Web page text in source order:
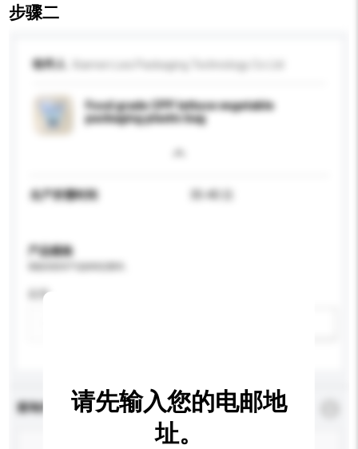
步骤二
收件人
Food grade CPP lettuce vegetable
packaging plastic bag
生产所需时间 35-40 日
产品规格
应用
查询内容 *必须填写
请先输入您的电邮地
址。